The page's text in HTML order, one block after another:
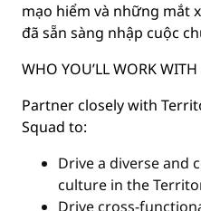
mạo hiểm và những mắt
đã sẵn sàng nhập cuộc
WHO YOU’LL WORK WITH
Partner closely with
Squad to:
Drive a diverse and
culture in the
Drive cross-